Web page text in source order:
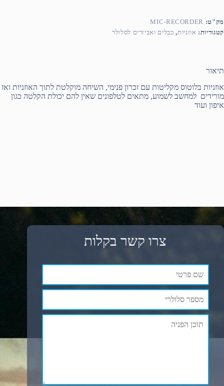
מק"ט: MIC-RECORDER
קטגוריות: אוזניות, כבלים ואביזרים לסלולר
תיאור
אוזניות בלוטוס מקליטות עם זכרון פנימי, השיחה מוקלטת לתוך האוזניות ואז
מורידים למחשב לשמוע, מתאים לטלפונים שאין להם יכולת הקלטה כגון
איפון ועוד
צרו קשר בקלות